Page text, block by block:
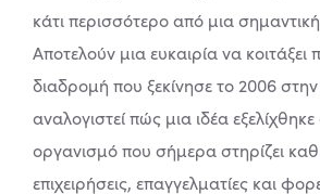
κάτι περισσότερο από μια σημαντική
Αποτελούν μια ευκαιρία να κοιτάξει
διαδρομή που ξεκίνησε το 2006
αναλογιστεί πώς μια ιδέα
οργανισμό που σήμερα στηρίζει
επιχειρήσεις, επαγγελματίες και